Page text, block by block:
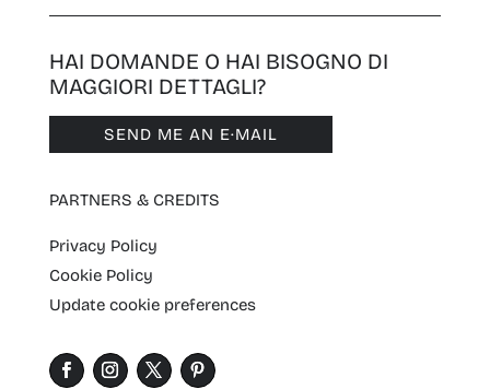
HAI DOMANDE O HAI BISOGNO DI
MAGGIORI DETTAGLI?
SEND ME AN E·MAIL
PARTNERS & CREDITS
Privacy Policy
Cookie Policy
Update cookie preferences